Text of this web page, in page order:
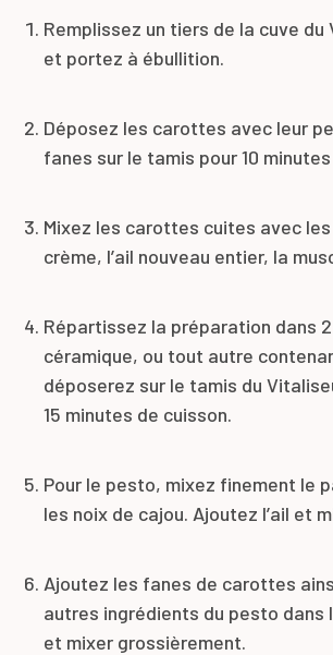
Remplissez un tiers de la cuve du
et portez à ébullition.
Déposez les carottes avec leur
fanes sur le tamis pour 10
Mixez les carottes cuites avec
crème, l’ail nouveau entier, la
Répartissez la préparation dans
céramique, ou tout autre
déposerez sur le tamis du
15 minutes de cuisson.
Pour le pesto, mixez finement le
les noix de cajou. Ajoutez l’ail et
Ajoutez les fanes de carottes
autres ingrédients du pesto dans
et mixer grossièrement.